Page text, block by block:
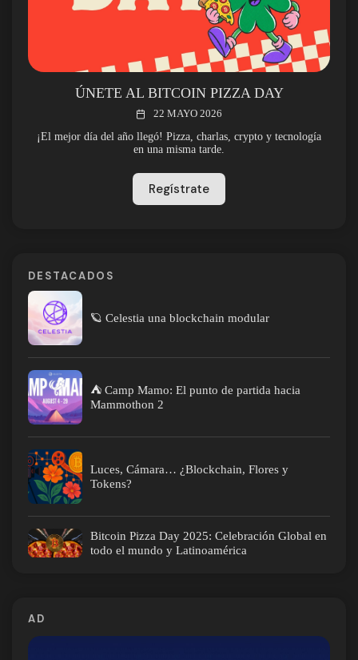
ÚNETE AL BITCOIN PIZZA DAY
22 MAYO 2026
¡El mejor día del año llegó! Pizza, charlas, crypto y tecnología
en una misma tarde.
Regístrate
DESTACADOS
🪐 Celestia una blockchain modular
⛺ Camp Mamo: El punto de partida hacia
Mammothon 2
Luces, Cámara… ¿Blockchain, Flores y
Tokens?
Bitcoin Pizza Day 2025: Celebración Global en
todo el mundo y Latinoamérica
AD